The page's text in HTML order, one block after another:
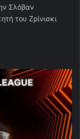
Σλόβαν
του Ζρίνισκι